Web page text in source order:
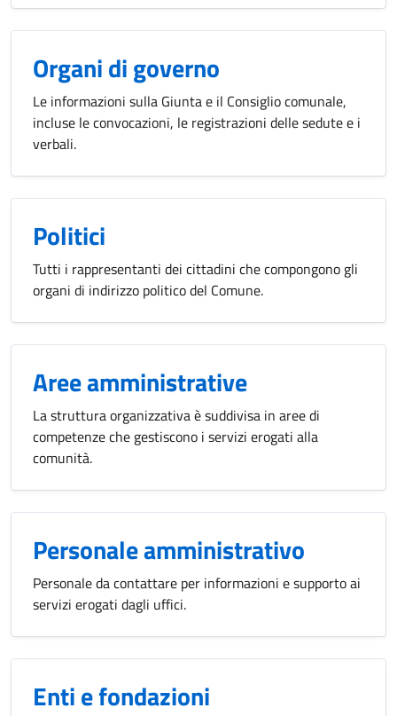
Organi di governo
Le informazioni sulla Giunta e il Consiglio comunale,
incluse le convocazioni, le registrazioni delle sedute e i
verbali.
Politici
Tutti i rappresentanti dei cittadini che compongono gli
organi di indirizzo politico del Comune.
Aree amministrative
La struttura organizzativa è suddivisa in aree di
competenze che gestiscono i servizi erogati alla
comunità.
Personale amministrativo
Personale da contattare per informazioni e supporto ai
servizi erogati dagli uffici.
Enti e fondazioni